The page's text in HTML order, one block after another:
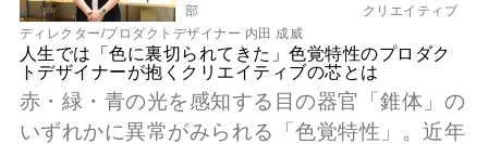
部 クリエイティブ
ディレクター/プロダクトデザイナー 内田 成威
人生では「色に裏切られてきた」色覚特性のプロダク
トデザイナーが抱くクリエイティブの芯とは
赤・緑・青の光を感知する目の器官「錐体」の
いずれかに異常がみられる「色覚特性」。近年